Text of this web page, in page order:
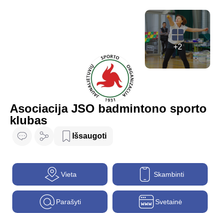
+2
Asociacija JSO badmintono sporto
klubas
Išsaugoti
Vieta Skambinti
Parašyti Svetainė